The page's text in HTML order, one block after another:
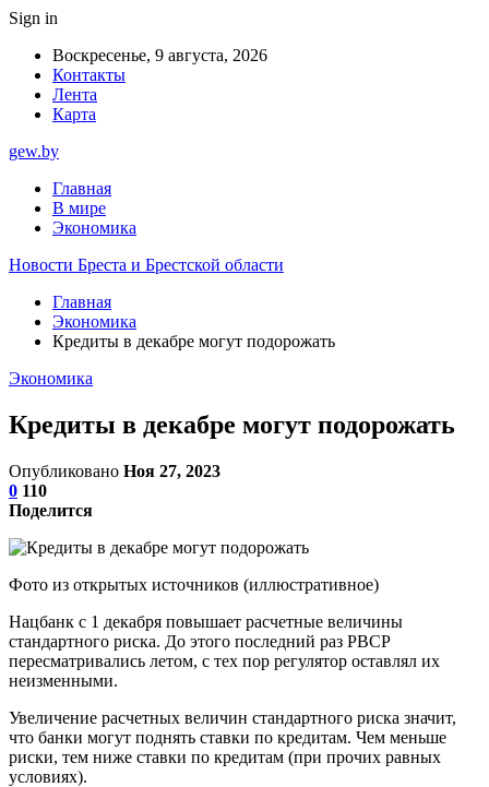
Sign in
Воскресенье, 9 августа, 2026
Контакты
Лента
Карта
gew.by
Главная
В мире
Экономика
Новости Бреста и Брестской области
Главная
Экономика
Кредиты в декабре могут подорожать
Экономика
Кредиты в декабре могут подорожать
Опубликовано Ноя 27, 2023
0 110
Поделится
Фото из открытых источников (иллюстративное)
Нацбанк с 1 декабря повышает расчетные величины
стандартного риска. До этого последний раз РВСР
пересматривались летом, с тех пор регулятор оставлял их
неизменными.
Увеличение расчетных величин стандартного риска значит,
что банки могут поднять ставки по кредитам. Чем меньше
риски, тем ниже ставки по кредитам (при прочих равных
условиях).